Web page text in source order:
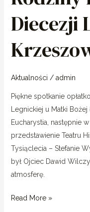
Diecezji
Aktualności / admin
Piękne spotkanie
Legnickiej u Matki
Eucharystia, następnie
przedstawienie Teatru
Tysiąclecia – Stefanie
był Ojciec Dawid
atmosferę.
Diecezji
Legnickiej
w
Krzeszowie
Read More »